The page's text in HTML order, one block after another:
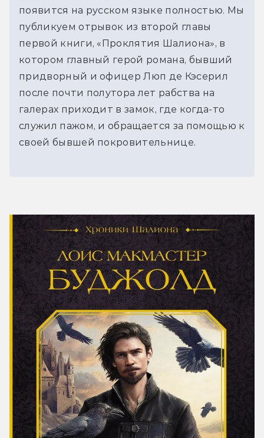
появится на русском языке полностью. Мы
публикуем отрывок из второй главы
первой книги, «Проклятия Шалиона», в
котором главный герой романа, бывший
придворный и офицер Люп де Кэсерил
после почти полутора лет рабства на
галерах приходит в замок, где когда-то
служил пажом, и обращается за помощью к
своей бывшей покровительнице.